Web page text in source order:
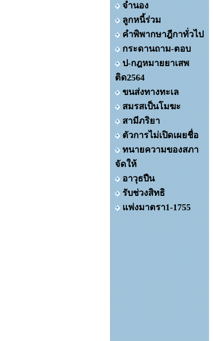
จำนอง
ลูกหนี้ร่วม
คำพิพากษาฎีกาทั่วไป
กระดานถาม-ตอบ
ป-กฎหมายยาเสพ
ติด2564
ขนส่งทางทะเล
สมรสเป็นโมฆะ
สามีภริยา
ตัวการไม่เปิดเผยชื่อ
ทนายความของสภา
จัดให้
อาวุธปืน
รับช่วงสิทธิ
แพ่งมาตรา1-1755